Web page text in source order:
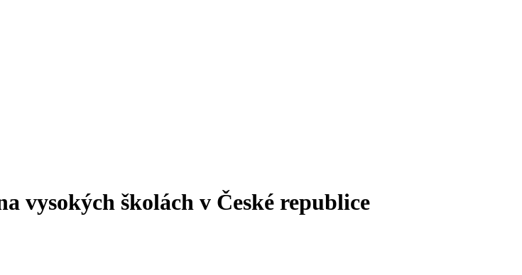
vysokých školách v České republice